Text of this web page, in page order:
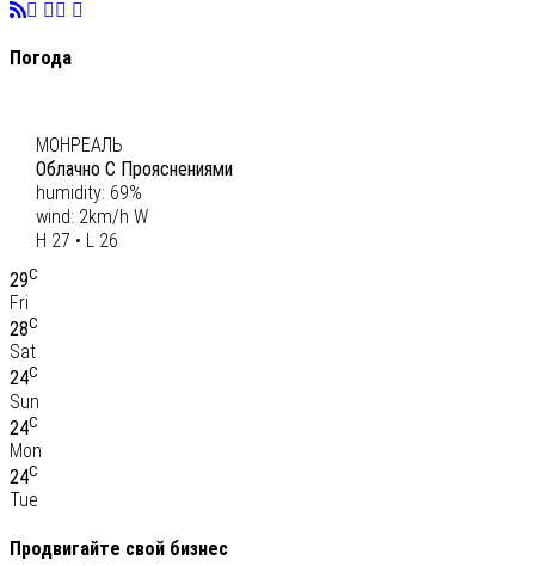
Погода
МОНРЕАЛЬ
Облачно С Прояснениями
humidity: 69%
wind: 2km/h W
H 27 • L 26
29C
Fri
28C
Sat
24C
Sun
24C
Mon
24C
Tue
Продвигайте свой бизнес